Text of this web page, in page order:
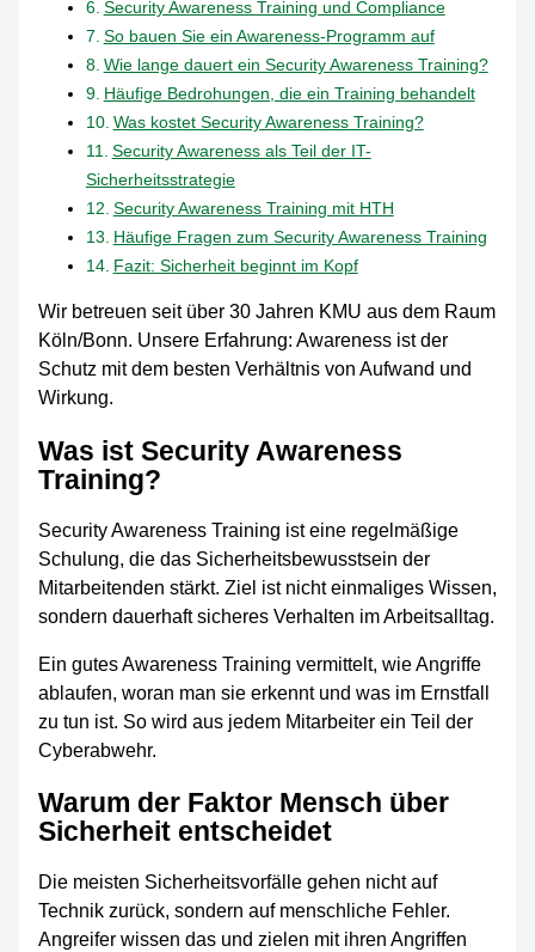
Security Awareness Training und Compliance
So bauen Sie ein Awareness-Programm auf
Wie lange dauert ein Security Awareness Training?
Häufige Bedrohungen, die ein Training behandelt
Was kostet Security Awareness Training?
Security Awareness als Teil der IT-
Sicherheitsstrategie
Security Awareness Training mit HTH
Häufige Fragen zum Security Awareness Training
Fazit: Sicherheit beginnt im Kopf
Wir betreuen seit über 30 Jahren KMU aus dem Raum
Köln/Bonn. Unsere Erfahrung: Awareness ist der
Schutz mit dem besten Verhältnis von Aufwand und
Wirkung.
Was ist Security Awareness
Training?
Security Awareness Training ist eine regelmäßige
Schulung, die das Sicherheitsbewusstsein der
Mitarbeitenden stärkt. Ziel ist nicht einmaliges Wissen,
sondern dauerhaft sicheres Verhalten im Arbeitsalltag.
Ein gutes Awareness Training vermittelt, wie Angriffe
ablaufen, woran man sie erkennt und was im Ernstfall
zu tun ist. So wird aus jedem Mitarbeiter ein Teil der
Cyberabwehr.
Warum der Faktor Mensch über
Sicherheit entscheidet
Die meisten Sicherheitsvorfälle gehen nicht auf
Technik zurück, sondern auf menschliche Fehler.
Angreifer wissen das und zielen mit ihren Angriffen